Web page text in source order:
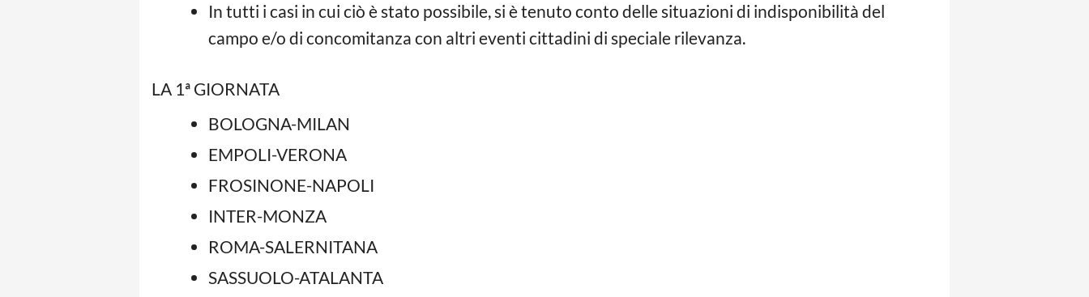
In tutti i casi in cui ciò è stato possibile, si è tenuto conto delle situazioni di indisponibilità del
campo e/o di concomitanza con altri eventi cittadini di speciale rilevanza.
LA 1ª GIORNATA
BOLOGNA-MILAN
EMPOLI-VERONA
FROSINONE-NAPOLI
INTER-MONZA
ROMA-SALERNITANA
SASSUOLO-ATALANTA